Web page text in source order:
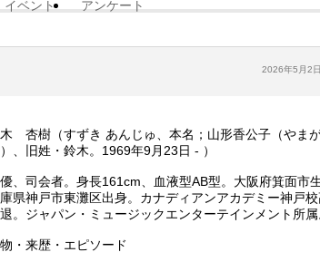
イベント アンケート
2026年5月2
杏樹（すずき あんじゅ、本名；山形香公子（やまが
、旧姓・鈴木。1969年9月23日 ‐ ）
、司会者。身長161cm、血液型AB型。大阪府箕面市生
県神戸市東灘区出身。カナディアンアカデミー神戸
。ジャパン・ミュージックエンターテインメント所属
・来歴・エピソード